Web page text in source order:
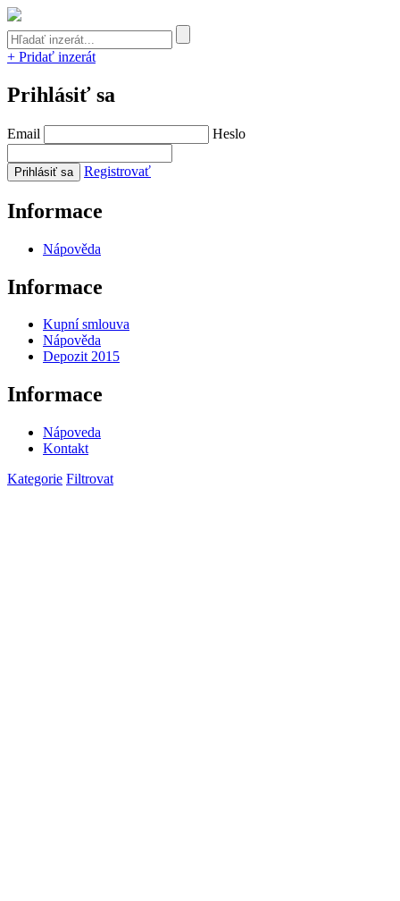
+ Pridať inzerát
Prihlásiť sa
Email Heslo
Registrovať
Informace
Nápověda
Informace
Kupní smlouva
Nápověda
Depozit 2015
Informace
Nápoveda
Kontakt
Kategorie Filtrovat